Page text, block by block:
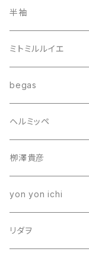
半袖
ミトミルルイエ
begas
ヘルミッペ
栁澤貴彦
yon yon ichi
リダヲ